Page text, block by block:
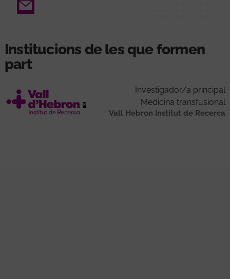
Email
Institucions de les que formen
part
Investigador/a principal
Medicina transfusional
Vall Hebron Institut de Recerca